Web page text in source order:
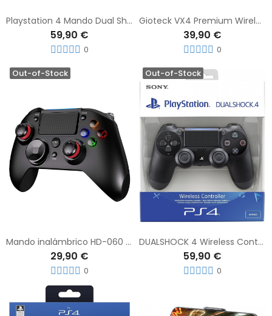
Playstation 4 Mando Dual Shock 4 V Midnight Blue
59,90 €
0
Gioteck VX4 Premium Wireless Controller For PS4, PRO AND PC Camouflage
39,90 €
0
Out-of-Stock
Mando inalámbrico HD-060 para PlayStation PS4, PC y Android
29,90 €
0
Out-of-Stock
DUALSHOCK 4 Wireless Controller PS4 Mando Inalámbrico DUALSHOCK
59,90 €
0